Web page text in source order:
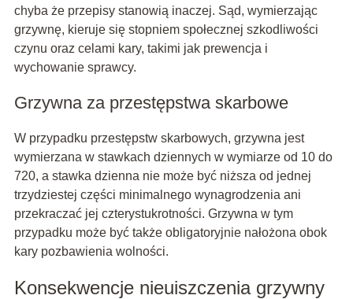
chyba że przepisy stanowią inaczej. Sąd, wymierzając
grzywnę, kieruje się stopniem społecznej szkodliwości
czynu oraz celami kary, takimi jak prewencja i
wychowanie sprawcy.
Grzywna za przestępstwa skarbowe
W przypadku przestępstw skarbowych, grzywna jest
wymierzana w stawkach dziennych w wymiarze od 10 do
720, a stawka dzienna nie może być niższa od jednej
trzydziestej części minimalnego wynagrodzenia ani
przekraczać jej czterystukrotności. Grzywna w tym
przypadku może być także obligatoryjnie nałożona obok
kary pozbawienia wolności.
Konsekwencje nieuiszczenia grzywny